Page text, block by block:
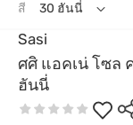
Sasi
ศศิ แอคเน่ โซล
ฮันนี่
สี 30 ฮันนี่